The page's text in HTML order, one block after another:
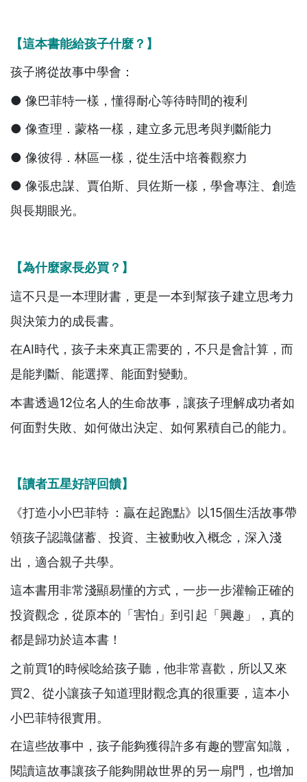
【這本書能給孩子什麼？】
孩子將從故事中學會：
● 像巴菲特一樣，懂得耐心等待時間的複利
● 像查理．蒙格一樣，建立多元思考與判斷能力
● 像彼得．林區一樣，從生活中培養觀察力
● 像張忠謀、賈伯斯、貝佐斯一樣，學會專注、創造
與長期眼光。
【為什麼家長必買？】
這不只是一本理財書，更是一本到幫孩子建立思考力
與決策力的成長書。
在AI時代，孩子未來真正需要的，不只是會計算，而
是能判斷、能選擇、能面對變動。
本書透過12位名人的生命故事，讓孩子理解成功者如
何面對失敗、如何做出決定、如何累積自己的能力。
【讀者五星好評回饋】
《打造小小巴菲特 ：贏在起跑點》以15個生活故事帶
領孩子認識儲蓄、投資、主被動收入概念，深入淺
出，適合親子共學。
這本書用非常淺顯易懂的方式，一步一步灌輸正確的
投資觀念，從原本的「害怕」到引起「興趣」，真的
都是歸功於這本書！
之前買1的時候唸給孩子聽，他非常喜歡，所以又來
買2、從小讓孩子知道理財觀念真的很重要，這本小
小巴菲特很實用。
在這些故事中，孩子能夠獲得許多有趣的豐富知識，
閱讀這故事讓孩子能夠開啟世界的另一扇門，也增加